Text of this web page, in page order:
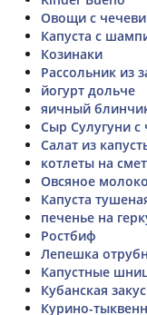
Овощи с
Капуста с
Козинаки
Рассольник из
йогурт дольче
яичный
Сыр Сулугуни с
Салат из
котлеты на
Овсяное молоко
Капуста
печенье на
Ростбиф
Лепешка
Капустные
Кубанская
Курино-